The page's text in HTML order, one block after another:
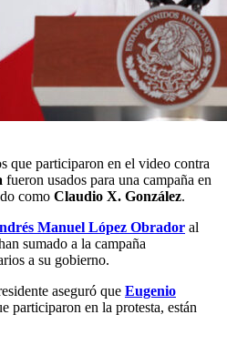
que participaron en el video contra
fueron usados para una campaña en
como Claudio X. González.
Manuel López Obrador al
sumado a la campaña
a su gobierno.
aseguró que Eugenio
participaron en la protesta, están